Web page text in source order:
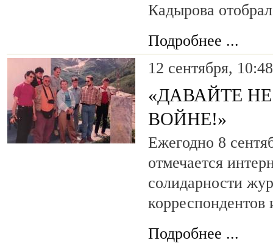
Кадырова
Подробнее ...
12 сентября,
«ДАВАЙТЕ
ВОЙНЕ!»
Ежегодно 8
отмечается
солидарности
корреспондентов
Подробнее ...